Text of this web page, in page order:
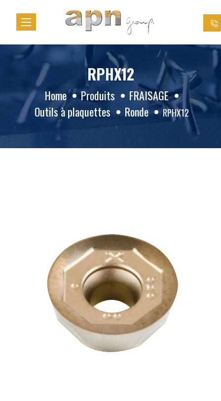
RPHX12
Home Produits
FRAISAGE
Outils à plaquettes
Ronde RPHX12